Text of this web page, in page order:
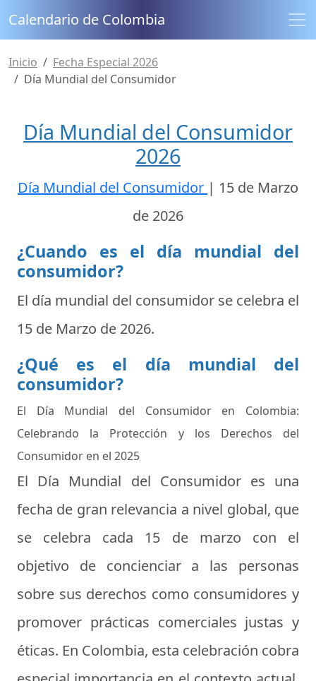
Calendario de Colombia
Inicio
Fecha Especial 2026
Día Mundial del Consumidor
Día Mundial del Consumidor
2026
Día Mundial del Consumidor | 15 de Marzo
de 2026
¿Cuando es el día mundial del
consumidor?
El día mundial del consumidor se celebra el
15 de Marzo de 2026.
¿Qué es el día mundial del
consumidor?
El Día Mundial del Consumidor en Colombia:
Celebrando la Protección y los Derechos del
Consumidor en el 2025
El Día Mundial del Consumidor es una
fecha de gran relevancia a nivel global, que
se celebra cada 15 de marzo con el
objetivo de concienciar a las personas
sobre sus derechos como consumidores y
promover prácticas comerciales justas y
éticas. En Colombia, esta celebración cobra